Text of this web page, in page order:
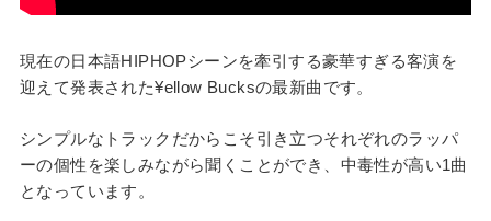
現在の日本語HIPHOPシーンを牽引する豪華すぎる客演を
迎えて発表された¥ellow Bucksの最新曲です。
シンプルなトラックだからこそ引き立つそれぞれのラッパ
ーの個性を楽しみながら聞くことができ、中毒性が高い1曲
となっています。